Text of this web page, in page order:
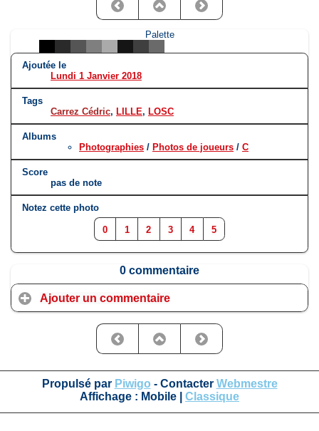
Palette
Ajoutée le
Lundi 1 Janvier 2018
Tags
Carrez Cédric, LILLE, LOSC
Albums
Photographies / Photos de joueurs / C
Score
pas de note
Notez cette photo
0 1 2 3 4 5
0 commentaire
Ajouter un commentaire
Propulsé par Piwigo - Contacter Webmestre
Affichage : Mobile Classique